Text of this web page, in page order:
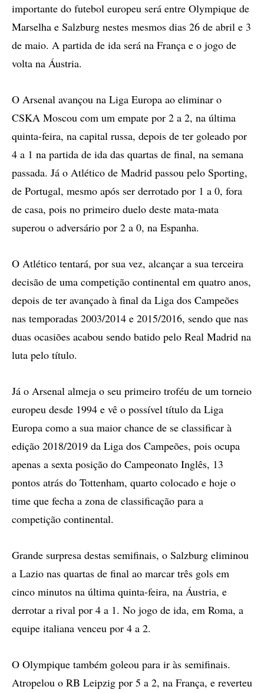
importante do futebol europeu será entre Olympique de
Marselha e Salzburg nestes mesmos dias 26 de abril e 3
de maio. A partida de ida será na França e o jogo de
volta na Áustria.
O Arsenal avançou na Liga Europa ao eliminar o
CSKA Moscou com um empate por 2 a 2, na última
quinta-feira, na capital russa, depois de ter goleado por
4 a 1 na partida de ida das quartas de final, na semana
passada. Já o Atlético de Madrid passou pelo Sporting,
de Portugal, mesmo após ser derrotado por 1 a 0, fora
de casa, pois no primeiro duelo deste mata-mata
superou o adversário por 2 a 0, na Espanha.
O Atlético tentará, por sua vez, alcançar a sua terceira
decisão de uma competição continental em quatro anos,
depois de ter avançado à final da Liga dos Campeões
nas temporadas 2003/2014 e 2015/2016, sendo que nas
duas ocasiões acabou sendo batido pelo Real Madrid na
luta pelo título.
Já o Arsenal almeja o seu primeiro troféu de um torneio
europeu desde 1994 e vê o possível título da Liga
Europa como a sua maior chance de se classificar à
edição 2018/2019 da Liga dos Campeões, pois ocupa
apenas a sexta posição do Campeonato Inglês, 13
pontos atrás do Tottenham, quarto colocado e hoje o
time que fecha a zona de classificação para a
competição continental.
Grande surpresa destas semifinais, o Salzburg eliminou
a Lazio nas quartas de final ao marcar três gols em
cinco minutos na última quinta-feira, na Áustria, e
derrotar a rival por 4 a 1. No jogo de ida, em Roma, a
equipe italiana venceu por 4 a 2.
O Olympique também goleou para ir às semifinais.
Atropelou o RB Leipzig por 5 a 2, na França, e reverteu